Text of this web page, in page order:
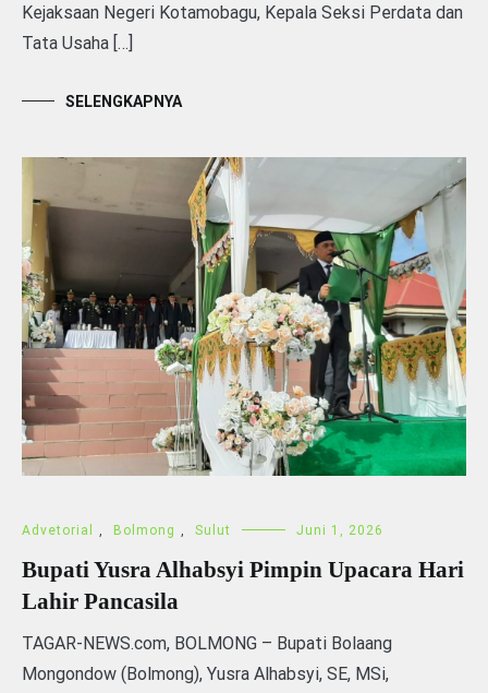
Kejaksaan Negeri Kotamobagu, Kepala Seksi Perdata dan
Tata Usaha […]
SELENGKAPNYA
Advetorial , Bolmong , Sulut Juni 1, 2026
Bupati Yusra Alhabsyi Pimpin Upacara Hari
Lahir Pancasila
TAGAR-NEWS.com, BOLMONG – Bupati Bolaang
Mongondow (Bolmong), Yusra Alhabsyi, SE, MSi,